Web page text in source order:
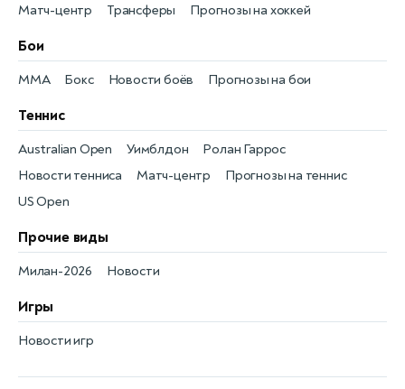
Матч-центр
Трансферы
Прогнозы на хоккей
Бои
Новости боёв
MMA Прогнозы на бои
Бокс
Теннис
Новости тенниса
Australian Open
Матч-центр
Уимблдон
Прогнозы на теннис
Ролан Гаррос
US Open
Прочие виды
Новости
Милан-2026
Игры
Новости игр